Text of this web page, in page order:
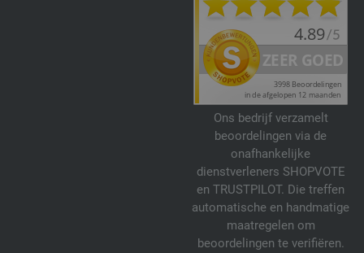
Ons bedrijf verzamelt
beoordelingen via de
onafhankelijke
dienstverleners SHOPVOTE
en TRUSTPILOT. Die treffen
automatische en handmatige
maatregelen om
beoordelingen te verifiëren.